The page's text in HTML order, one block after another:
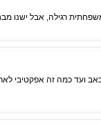
רגילה, אבל ישנו
ועד כמה זה אפקטיבי